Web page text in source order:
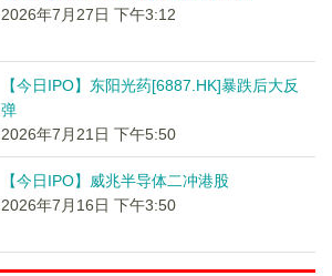
2026年7月27日 下午3:12
【今日IPO】东阳光药[6887.HK]暴跌后大反
弹
2026年7月21日 下午5:50
【今日IPO】威兆半导体二冲港股
2026年7月16日 下午3:50